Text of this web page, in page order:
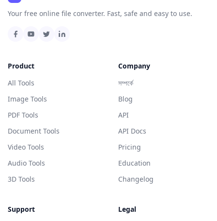
Your free online file converter. Fast, safe and easy to use.
Product
All Tools
Image Tools
PDF Tools
Document Tools
Video Tools
Audio Tools
3D Tools
Company
সম্পর্কে
Blog
API
API Docs
Pricing
Education
Changelog
Support
Legal